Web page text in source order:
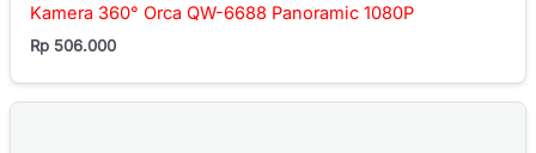
Kamera 360° Orca QW-6688 Panoramic 1080P
Rp 506.000